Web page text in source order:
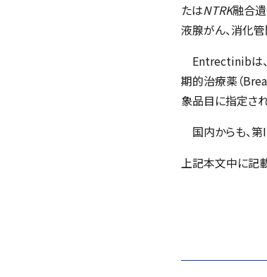
たはNTRK融合
液腺がん、消化
Entrectinibは、
期的治療薬（
象品目に指定さ
国内からも、第
上記本文中に記